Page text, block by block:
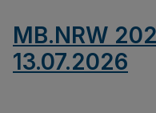
MB.NRW
13.07.2026